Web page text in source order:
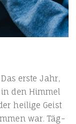
ers­te Jahr,
den Him­mel
hei­li­ge Geist
war. Täg­